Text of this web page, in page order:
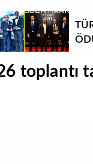
toplantı